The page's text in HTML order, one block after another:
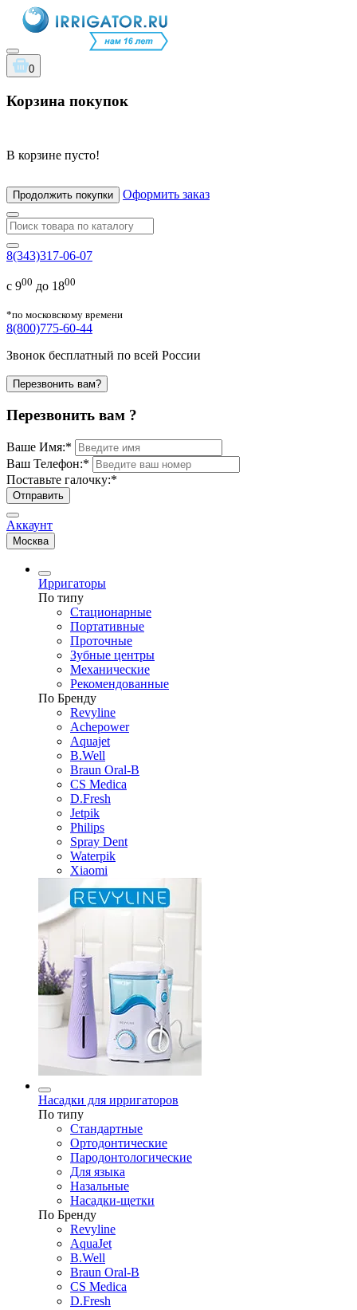
0
Корзина покупок
В корзине пусто!
Продолжить покупки Оформить заказ
8(343)317-06-07
с 900 до 1800
*по московскому времени
8(800)775-60-44
Звонок бесплатный по всей России
Перезвонить вам?
Перезвонить вам ?
Ваше Имя:*
Ваш Телефон:*
Поставьте галочку:*
Отправить
Аккаунт
Москва
Ирригаторы
По типу
Стационарные
Портативные
Проточные
Зубные центры
Механические
Рекомендованные
По Бренду
Revyline
Achepower
Aquajet
B.Well
Braun Oral-B
CS Medica
D.Fresh
Jetpik
Philips
Spray Dent
Waterpik
Xiaomi
Насадки для ирригаторов
По типу
Стандартные
Ортодонтические
Пародонтологические
Для языка
Назальные
Насадки-щетки
По Бренду
Revyline
AquaJet
B.Well
Braun Oral-B
CS Medica
D.Fresh